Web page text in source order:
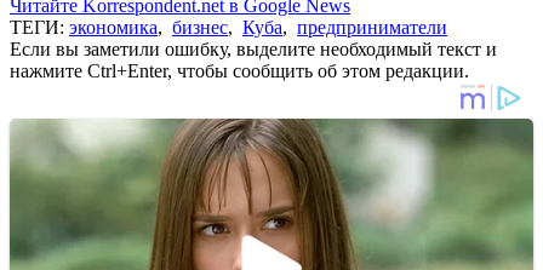
Читайте Korrespondent.net в Google News
ТЕГИ: экономика, бизнес, Куба, предприниматели
Если вы заметили ошибку, выделите необходимый текст и
нажмите Ctrl+Enter, чтобы сообщить об этом редакции.